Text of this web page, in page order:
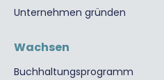
Unternehmen gründen
Wachsen
Buchhaltungsprogramm